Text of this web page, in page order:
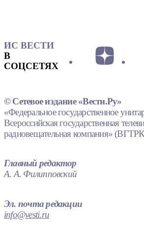
ИС ВЕСТИ
В
СОЦСЕТЯХ
© Сетевое издание «Вести.Ру»
«Федеральное государственное
Всероссийская государственная
радиовещательная компания»
Главный редактор
А. А. Филипповский
Эл. почта редакции
info@vesti.ru